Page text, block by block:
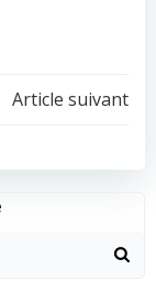
Article suivant